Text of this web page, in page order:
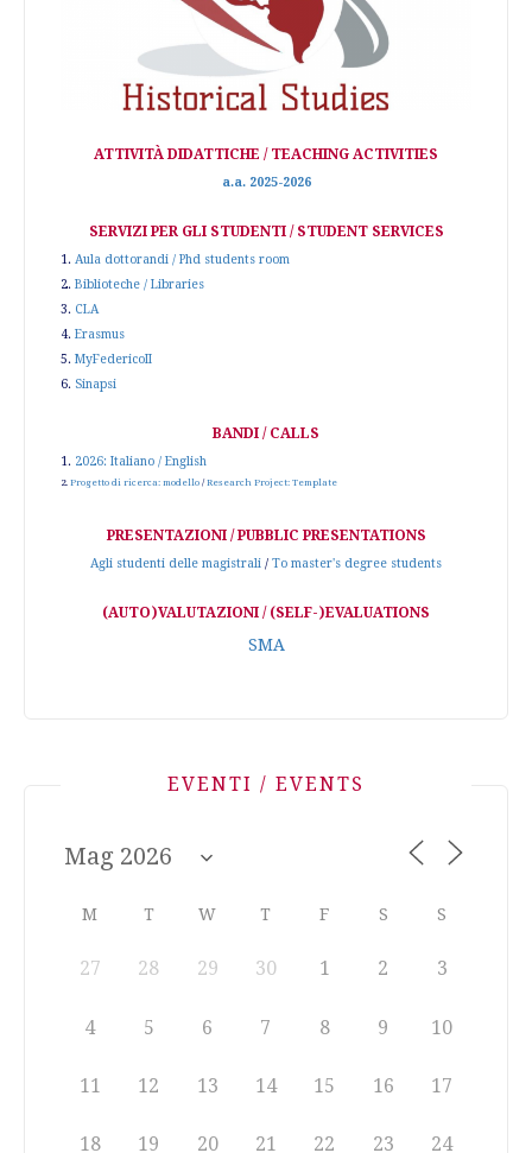
ATTIVITÀ DIDATTICHE / TEACHING ACTIVITIES
a.a. 2025-2026
SERVIZI PER GLI STUDENTI / STUDENT SERVICES
1. Aula dottorandi / Phd students room
2. Biblioteche / Libraries
3. CLA
4. Erasmus
5. MyFedericoII
6. Sinapsi
BANDI / CALLS
1. 2026: Italiano / English
2. Progetto di ricerca: modello /Research Project: Template
PRESENTAZIONI / PUBBLIC PRESENTATIONS
Agli studenti delle magistrali / To master's degree students
(AUTO)VALUTAZIONI / (SELF-)EVALUATIONS
SMA
EVENTI / EVENTS
M T W T F S S
27 28 29 30 1 2 3
4 5 6 7 8 9 10
11 12 13 14 15 16 17
18 19 20 21 22 23 24